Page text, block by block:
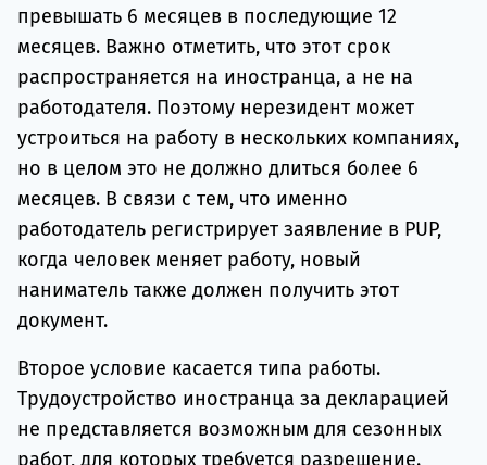
превышать 6 месяцев в последующие 12
месяцев. Важно отметить, что этот срок
распространяется на иностранца, а не на
работодателя. Поэтому нерезидент может
устроиться на работу в нескольких компаниях,
но в целом это не должно длиться более 6
месяцев. В связи с тем, что именно
работодатель регистрирует заявление в PUP,
когда человек меняет работу, новый
наниматель также должен получить этот
документ.
Второе условие касается типа работы.
Трудоустройство иностранца за декларацией
не представляется возможным для сезонных
работ, для которых требуется разрешение.